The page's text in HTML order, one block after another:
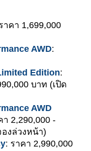
าคา 1,699,000
AWD:
Edition:
บาท (เปิด
AWD
า 2,290,000 -
องล่วงหน้า)
: ราคา 2,990,000